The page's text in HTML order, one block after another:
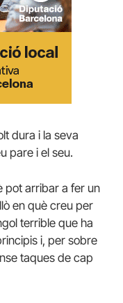
dura i la seva
pare i el seu.
pot arribar a fer un
en què creu per
terrible que ha
i, per sobre
taques de cap